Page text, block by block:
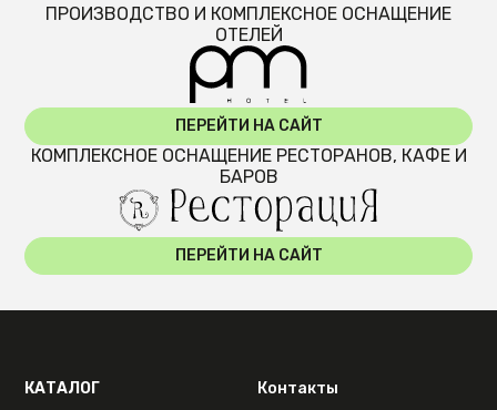
ПРОИЗВОДСТВО И КОМПЛЕКСНОЕ ОСНАЩЕНИЕ
ОТЕЛЕЙ
ПЕРЕЙТИ НА САЙТ
КОМПЛЕКСНОЕ ОСНАЩЕНИЕ РЕСТОРАНОВ, КАФЕ И
БАРОВ
ПЕРЕЙТИ НА САЙТ
КАТАЛОГ
Контакты